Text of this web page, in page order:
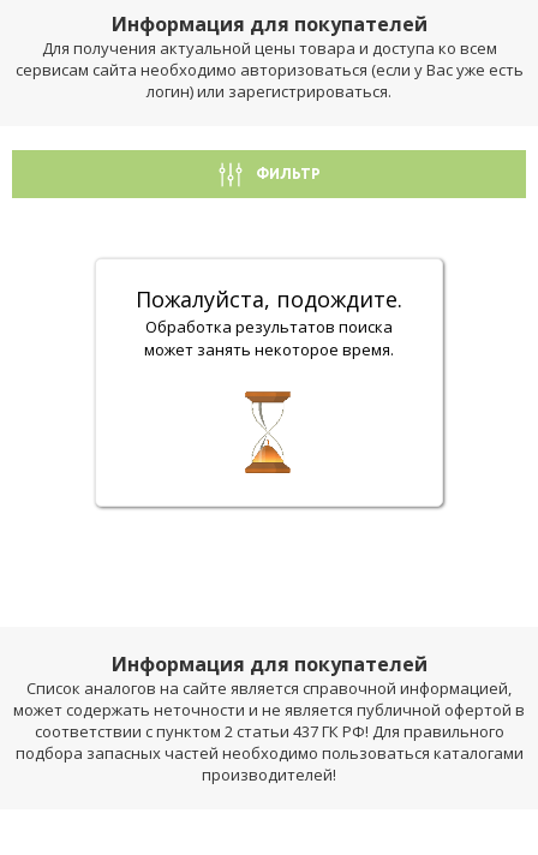
Информация для покупателей
Для получения актуальной цены товара и доступа ко всем
сервисам сайта необходимо авторизоваться (если у Вас уже есть
логин) или зарегистрироваться.
ФИЛЬТР
Пожалуйста, подождите.
Обработка результатов поиска
может занять некоторое время.
Информация для покупателей
Список аналогов на сайте является справочной информацией,
может содержать неточности и не является публичной офертой в
соответствии с пунктом 2 статьи 437 ГК РФ! Для правильного
подбора запасных частей необходимо пользоваться каталогами
производителей!